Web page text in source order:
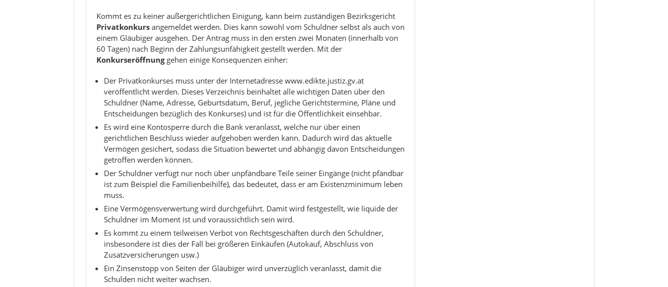
Kommt es zu keiner außergerichtlichen Einigung, kann beim zuständigen Bezirksgericht
Privatkonkursangemeldet werden. Dies kann sowohl vom Schuldner selbst als auch von
einem Gläubiger ausgehen. Der Antrag muss in den ersten zwei Monaten (innerhalb von
60 Tagen) nach Beginn der Zahlungsunfähigkeit gestellt werden. Mit der
Konkurseröffnunggehen einige Konsequenzen einher:
Der Privatkonkurses muss unter der Internetadresse www.edikte.justiz.gv.at
veröffentlicht werden. Dieses Verzeichnis beinhaltet alle wichtigen Daten über den
Schuldner (Name, Adresse, Geburtsdatum, Beruf, jegliche Gerichtstermine, Pläne und
Entscheidungen bezüglich des Konkurses) und ist für die Öffentlichkeit einsehbar.
Es wird eine Kontosperre durch die Bank veranlasst, welche nur über einen
gerichtlichen Beschluss wieder aufgehoben werden kann. Dadurch wird das aktuelle
Vermögen gesichert, sodass die Situation bewertet und abhängig davon Entscheidungen
getroffen werden können.
Der Schuldner verfügt nur noch über unpfändbare Teile seiner Eingänge (nicht pfändbar
ist zum Beispiel die Familienbeihilfe), das bedeutet, dass er am Existenzminimum leben
muss.
Eine Vermögensverwertung wird durchgeführt. Damit wird festgestellt, wie liquide der
Schuldner im Moment ist und voraussichtlich sein wird.
Es kommt zu einem teilweisen Verbot von Rechtsgeschäften durch den Schuldner,
insbesondere ist dies der Fall bei größeren Einkäufen (Autokauf, Abschluss von
Zusatzversicherungen usw.)
Ein Zinsenstopp von Seiten der Gläubiger wird unverzüglich veranlasst, damit die
Schulden nicht weiter wachsen.